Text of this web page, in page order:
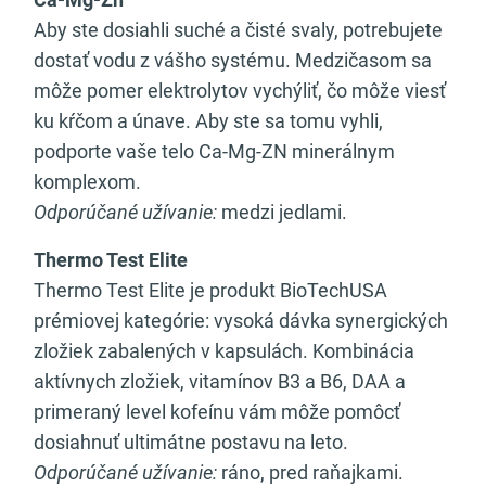
Aby ste dosiahli suché a čisté svaly, potrebujete
dostať vodu z vášho systému. Medzičasom sa
môže pomer elektrolytov vychýliť, čo môže viesť
ku kŕčom a únave. Aby ste sa tomu vyhli,
podporte vaše telo Ca-Mg-ZN minerálnym
komplexom.
Odporúčané užívanie: medzi jedlami.
Thermo Test Elite
Thermo Test Elite je produkt BioTechUSA
prémiovej kategórie: vysoká dávka synergických
zložiek zabalených v kapsulách. Kombinácia
aktívnych zložiek, vitamínov B3 a B6, DAA a
primeraný level kofeínu vám môže pomôcť
dosiahnuť ultimátne postavu na leto.
Odporúčané užívanie: ráno, pred raňajkami.